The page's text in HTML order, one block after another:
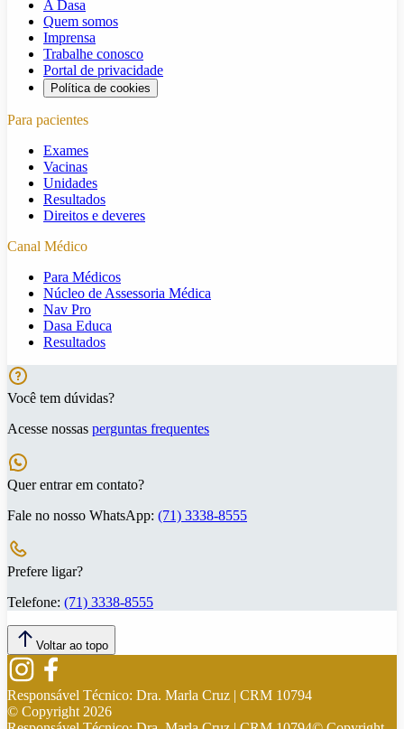
A Dasa
Quem somos
Imprensa
Trabalhe conosco
Portal de privacidade
Política de cookies
Para pacientes
Exames
Vacinas
Unidades
Resultados
Direitos e deveres
Canal Médico
Para Médicos
Núcleo de Assessoria Médica
Nav Pro
Dasa Educa
Resultados
Você tem dúvidas?
Acesse nossas perguntas frequentes
Quer entrar em contato?
Fale no nosso WhatsApp: (71) 3338-8555
Prefere ligar?
Telefone: (71) 3338-8555
Voltar ao topo
Responsável Técnico: Dra. Marla Cruz | CRM 10794
© Copyright 2026